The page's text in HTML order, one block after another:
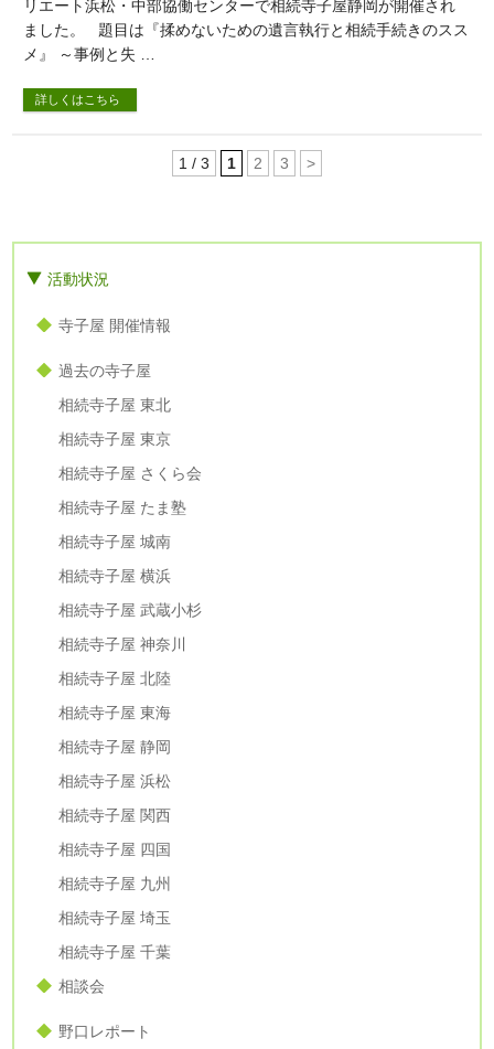
リエート浜松・中部協働センターで相続寺子屋静岡が開催され
ました。 題目は『揉めないための遺言執行と相続手続きのスス
メ』 ～事例と失 …
詳しくはこちら
1 / 3 1 2 3 >
活動状況
寺子屋 開催情報
過去の寺子屋
相続寺子屋 東北
相続寺子屋 東京
相続寺子屋 さくら会
相続寺子屋 たま塾
相続寺子屋 城南
相続寺子屋 横浜
相続寺子屋 武蔵小杉
相続寺子屋 神奈川
相続寺子屋 北陸
相続寺子屋 東海
相続寺子屋 静岡
相続寺子屋 浜松
相続寺子屋 関西
相続寺子屋 四国
相続寺子屋 九州
相続寺子屋 埼玉
相続寺子屋 千葉
相談会
野口レポート